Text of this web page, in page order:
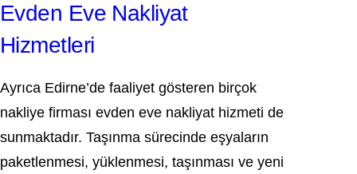
Evden Eve Nakliyat
Hizmetleri
Ayrıca Edirne’de faaliyet gösteren birçok
nakliye firması evden eve nakliyat hizmeti de
sunmaktadır. Taşınma sürecinde eşyaların
paketlenmesi, yüklenmesi, taşınması ve yeni